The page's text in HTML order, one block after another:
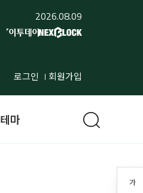
2026.08.09
로그인 회원가입
가
테마